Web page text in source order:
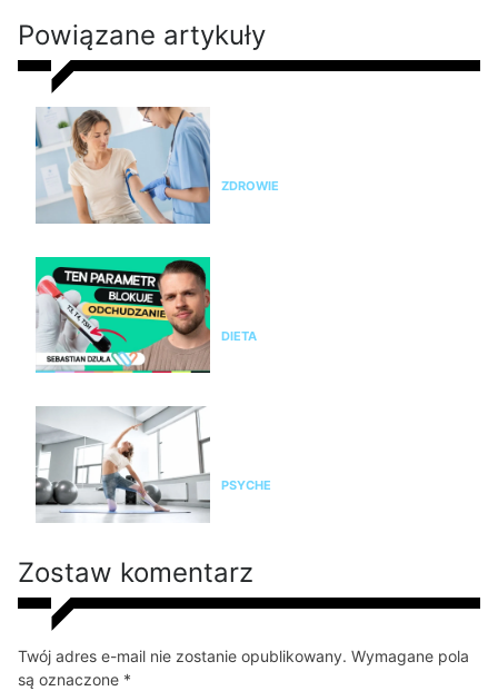
Powiązane artykuły
ZDROWIE
DIETA
PSYCHE
Zostaw komentarz
Twój adres e-mail nie zostanie opublikowany. Wymagane pola
są oznaczone *